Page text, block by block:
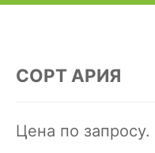
СОРТ АРИЯ
Цена по запросу.